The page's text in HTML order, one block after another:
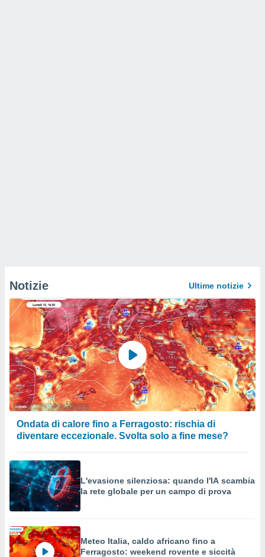
Notizie Ultime notizie
Ondata di calore fino a Ferragosto: rischia di
diventare eccezionale. Svolta solo a fine mese?
L'evasione silenziosa: quando l'IA scambia
la rete globale per un campo di prova
Meteo Italia, caldo africano fino a
Ferragosto: weekend rovente e siccità